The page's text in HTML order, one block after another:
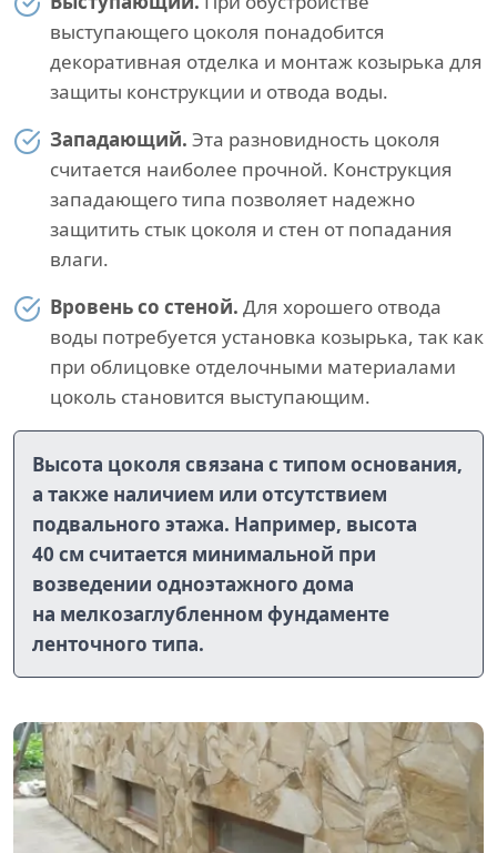
выступающего цоколя понадобится
декоративная отделка и монтаж козырька для
защиты конструкции и отвода воды.
Западающий. Эта разновидность цоколя
считается наиболее прочной. Конструкция
западающего типа позволяет надежно
защитить стык цоколя и стен от попадания
влаги.
Вровень со стеной. Для хорошего отвода
воды потребуется установка козырька, так как
при облицовке отделочными материалами
цоколь становится выступающим.
Высота цоколя связана с типом основания,
а также наличием или отсутствием
подвального этажа. Например, высота
40 см считается минимальной при
возведении одноэтажного дома
на мелкозаглубленном фундаменте
ленточного типа.